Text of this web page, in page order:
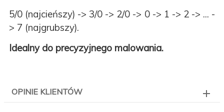
5/0 (najcieńszy) -> 3/0 -> 2/0 -> 0 -> 1 -> 2 -> ... -
> 7 (najgrubszy).
Idealny do precyzyjnego malowania.
OPINIE KLIENTÓW